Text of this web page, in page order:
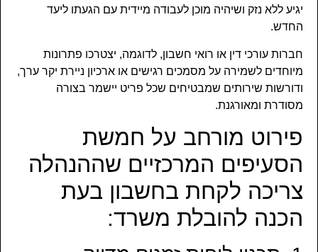
יגיע ללא נזק ושיהיה מוכן לעבודה מיידית עם הגעתו ליעד
החדש.
חברות עורכי דין או רואי חשבון, לדוגמה, יצטרכו פתרונות
מיוחדים לשמירה על מסמכים רגישים או ארכיון ניירת יקר ערך,
ודורשות שירותים שמבטיחים שכל פריט יישמר בצורה
מסודרת ומאורגנת.
פירוט מורחב על חמשת
הסעיפים המרכזיים שההנהלה
צריכה לקחת בחשבון בעת
הכנה להובלת משרד: